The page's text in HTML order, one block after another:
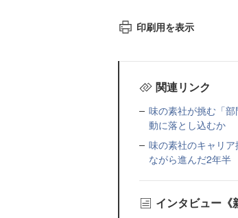
印刷用を表示
関連リンク
味の素社が挑む「
動に落とし込むか
味の素社のキャリ
ながら進んだ2年半
インタビュー《